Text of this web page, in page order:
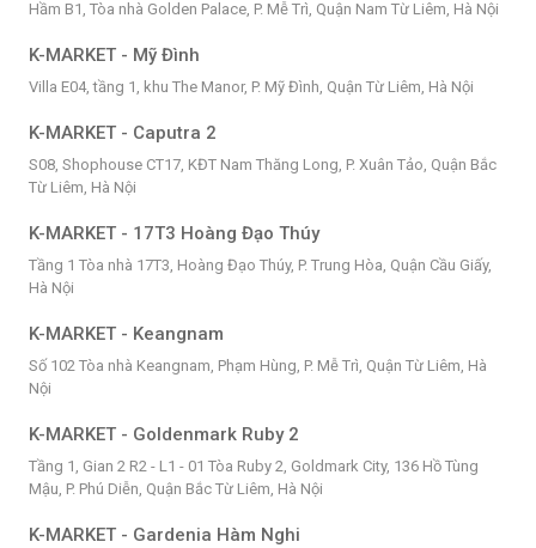
Hầm B1, Tòa nhà Golden Palace, P. Mễ Trì, Quận Nam Từ Liêm, Hà Nội
K-MARKET - Mỹ Đình
Villa E04, tầng 1, khu The Manor, P. Mỹ Đình, Quận Từ Liêm, Hà Nội
K-MARKET - Caputra 2
S08, Shophouse CT17, KĐT Nam Thăng Long, P. Xuân Tảo, Quận Bắc
Từ Liêm, Hà Nội
K-MARKET - 17T3 Hoàng Đạo Thúy
Tầng 1 Tòa nhà 17T3, Hoàng Đạo Thúy, P. Trung Hòa, Quận Cầu Giấy,
Hà Nội
K-MARKET - Keangnam
Số 102 Tòa nhà Keangnam, Phạm Hùng, P. Mễ Trì, Quận Từ Liêm, Hà
Nội
K-MARKET - Goldenmark Ruby 2
Tầng 1, Gian 2 R2 - L1 - 01 Tòa Ruby 2, Goldmark City, 136 Hồ Tùng
Mậu, P. Phú Diễn, Quận Bắc Từ Liêm, Hà Nội
K-MARKET - Gardenia Hàm Nghi